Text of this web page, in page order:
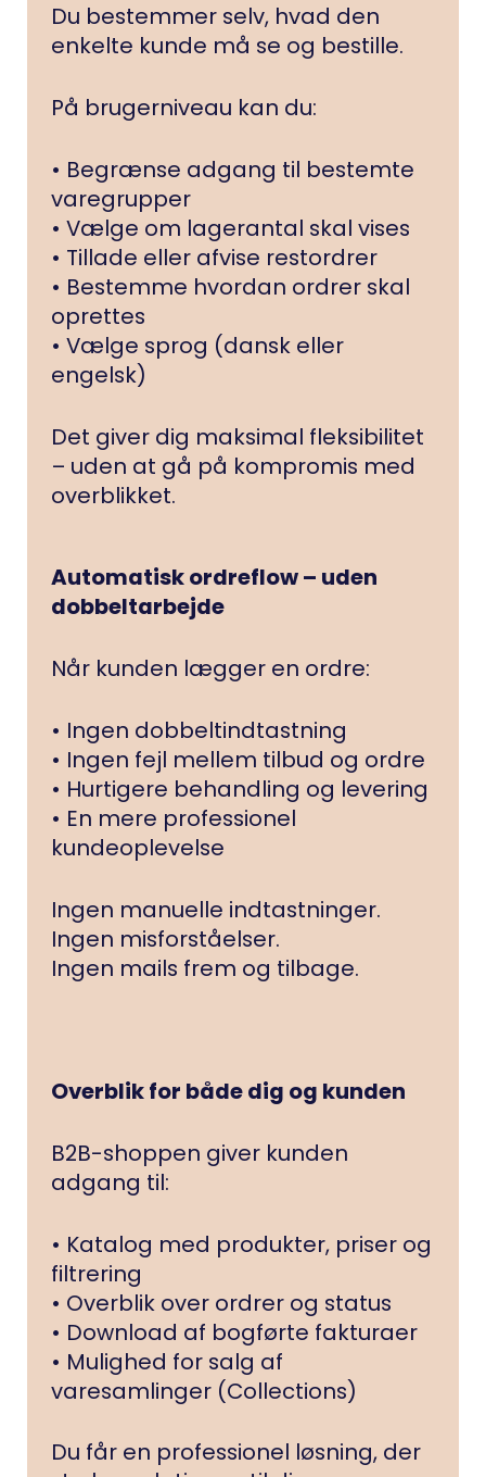
Du bestemmer selv, hvad den
enkelte kunde må se og bestille.
På brugerniveau kan du:
• Begrænse adgang til bestemte
varegrupper
• Vælge om lagerantal skal vises
• Tillade eller afvise restordrer
• Bestemme hvordan ordrer skal
oprettes
• Vælge sprog (dansk eller
engelsk)
Det giver dig maksimal fleksibilitet
– uden at gå på kompromis med
overblikket.
Automatisk ordreflow – uden
dobbeltarbejde
Når kunden lægger en ordre:
• Ingen dobbeltindtastning
• Ingen fejl mellem tilbud og ordre
• Hurtigere behandling og levering
• En mere professionel
kundeoplevelse
Ingen manuelle indtastninger.
Ingen misforståelser.
Ingen mails frem og tilbage.
Overblik for både dig og kunden
B2B-shoppen giver kunden
adgang til:
• Katalog med produkter, priser og
filtrering
• Overblik over ordrer og status
• Download af bogførte fakturaer
• Mulighed for salg af
varesamlinger (Collections)
Du får en professionel løsning, der